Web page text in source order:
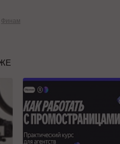
Финам